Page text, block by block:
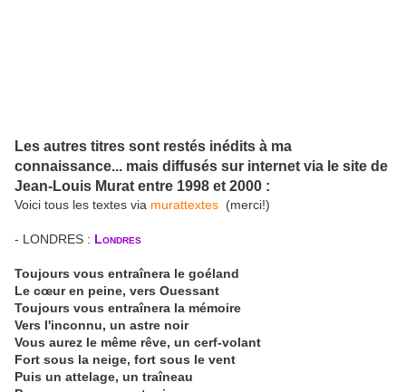
Les autres titres sont restés inédits à ma
connaissance... mais diffusés sur internet via le site de
Jean-Louis Murat entre 1998 et 2000 :
Voici tous les textes via murattextes (merci!)
- LONDRES : Londres
Toujours vous entraînera le goéland
Le cœur en peine, vers Ouessant
Toujours vous entraînera la mémoire
Vers l'inconnu, un astre noir
Vous aurez le même rêve, un cerf-volant
Fort sous la neige, fort sous le vent
Puis un attelage, un traîneau